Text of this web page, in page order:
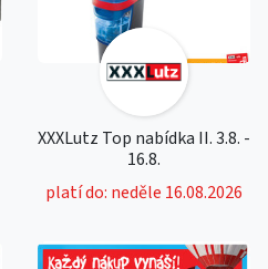
XXXLutz Top nabídka II. 3.8. -
16.8.
platí do: neděle 16.08.2026